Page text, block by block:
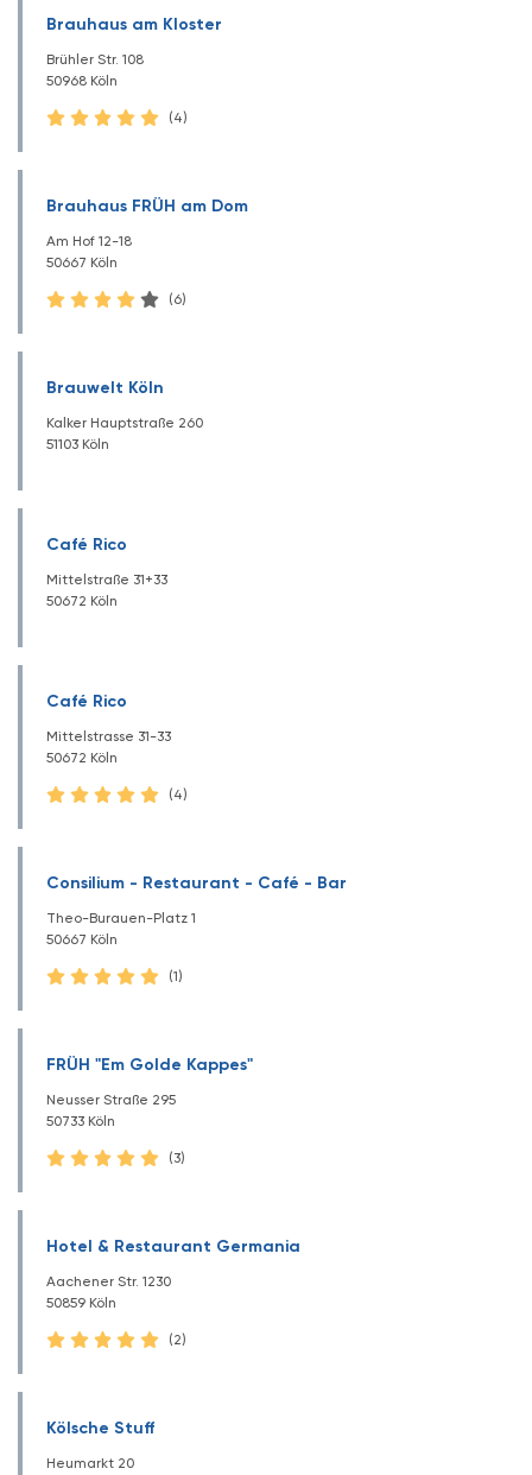
Brauhaus am Kloster
Brühler Str. 108
50968 Köln
(4)
Brauhaus FRÜH am Dom
Am Hof 12-18
50667 Köln
(6)
Brauwelt Köln
Kalker Hauptstraße 260
51103 Köln
Café Rico
Mittelstraße 31+33
50672 Köln
Café Rico
Mittelstrasse 31-33
50672 Köln
(4)
Consilium - Restaurant - Café - Bar
Theo-Burauen-Platz 1
50667 Köln
(1)
FRÜH "Em Golde Kappes"
Neusser Straße 295
50733 Köln
(3)
Hotel & Restaurant Germania
Aachener Str. 1230
50859 Köln
(2)
Kölsche Stuff
Heumarkt 20